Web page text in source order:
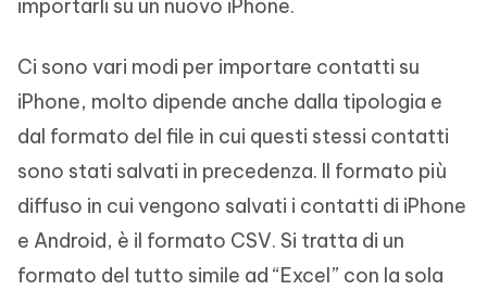
importarli su un nuovo iPhone.
Ci sono vari modi per importare contatti su
iPhone, molto dipende anche dalla tipologia e
dal formato del file in cui questi stessi contatti
sono stati salvati in precedenza. Il formato più
diffuso in cui vengono salvati i contatti di iPhone
e Android, è il formato CSV. Si tratta di un
formato del tutto simile ad “Excel” con la sola